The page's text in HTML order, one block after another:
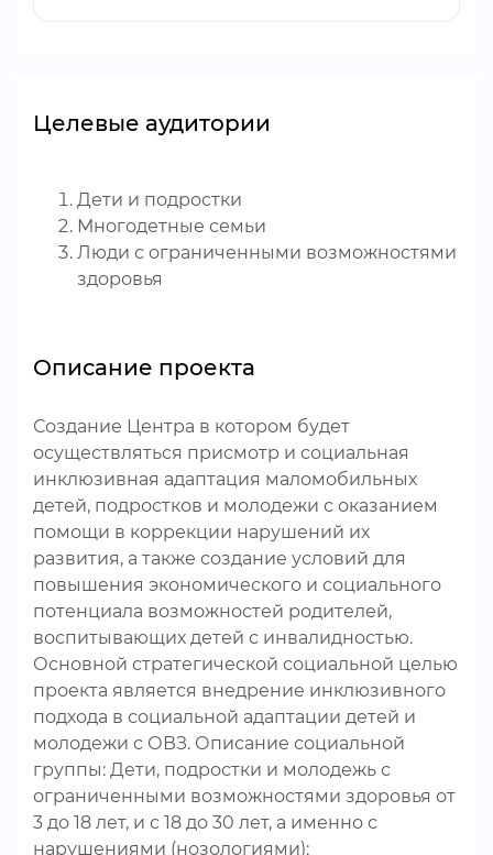
Целевые аудитории
Дети и подростки
Многодетные семьи
Люди с ограниченными возможностями
здоровья
Описание проекта
Создание Центра в котором будет
осуществляться присмотр и социальная
инклюзивная адаптация маломобильных
детей, подростков и молодежи с оказанием
помощи в коррекции нарушений их
развития, а также создание условий для
повышения экономического и социального
потенциала возможностей родителей,
воспитывающих детей с инвалидностью.
Основной стратегической социальной целью
проекта является внедрение инклюзивного
подхода в социальной адаптации детей и
молодежи с ОВЗ. Описание социальной
группы: Дети, подростки и молодежь с
ограниченными возможностями здоровья от
3 до 18 лет, и с 18 до 30 лет, а именно с
нарушениями (нозологиями):